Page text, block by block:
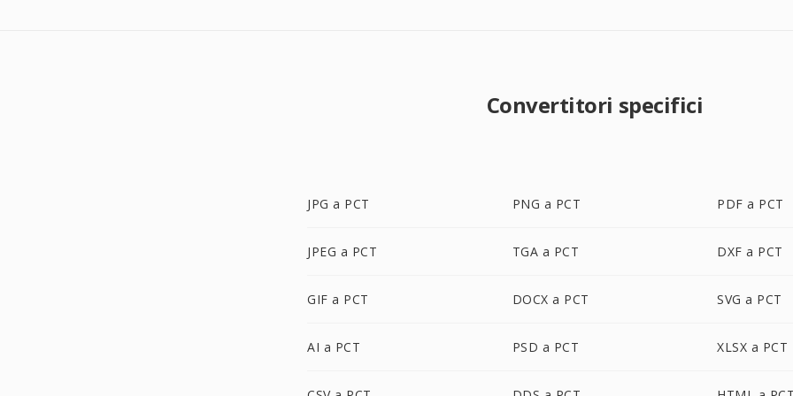
Convertitori specifici
JPG a PCT PNG a PCT PDF a PCT
JPEG a PCT TGA a PCT DXF a PCT
GIF a PCT DOCX a PCT SVG a PCT
AI a PCT PSD a PCT XLSX a PCT